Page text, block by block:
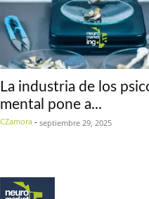
La industria de los
mental pone a...
CZamora - septiembre 29, 2025